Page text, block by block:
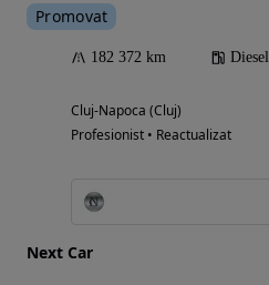
Promovat
182 372 km Diesel
Cluj-Napoca (Cluj)
Profesionist • Reactualizat
Next Car